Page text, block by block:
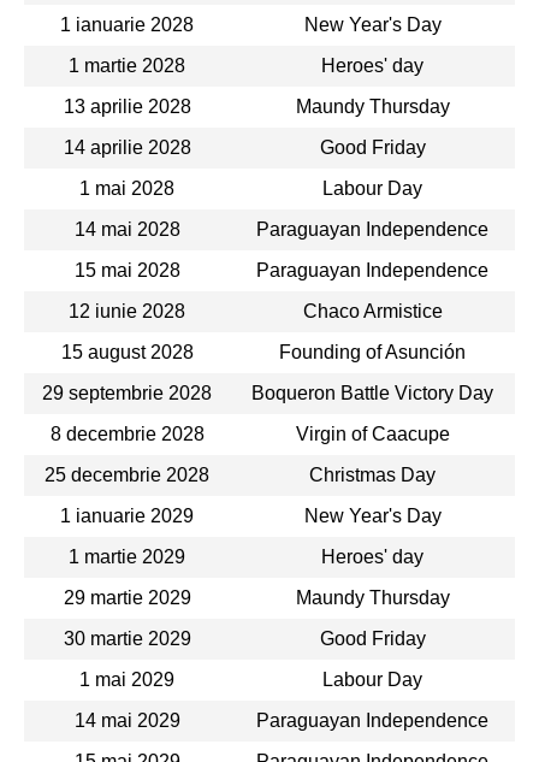
1 ianuarie 2028
New Year's Day
1 martie 2028
Heroes' day
13 aprilie 2028
Maundy Thursday
14 aprilie 2028
Good Friday
1 mai 2028
Labour Day
14 mai 2028
Paraguayan Independence
15 mai 2028
Paraguayan Independence
12 iunie 2028
Chaco Armistice
15 august 2028
Founding of Asunción
29 septembrie 2028
Boqueron Battle Victory Day
8 decembrie 2028
Virgin of Caacupe
25 decembrie 2028
Christmas Day
1 ianuarie 2029
New Year's Day
1 martie 2029
Heroes' day
29 martie 2029
Maundy Thursday
30 martie 2029
Good Friday
1 mai 2029
Labour Day
14 mai 2029
Paraguayan Independence